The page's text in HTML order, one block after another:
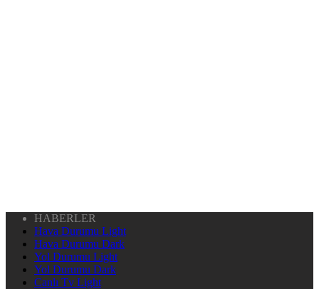
HABERLER
Hava Durumu Light
Hava Durumu Dark
Yol Durumu Light
Yol Durumu Dark
Canlı Tv Light